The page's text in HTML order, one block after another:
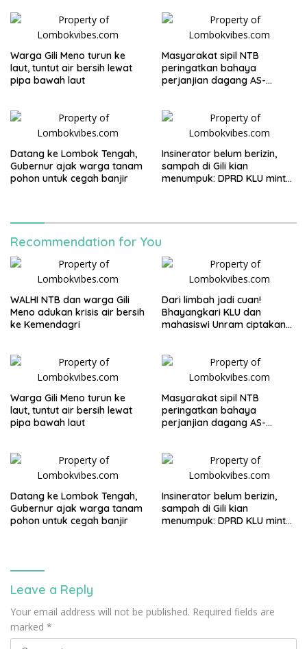
Warga Gili Meno turun ke
laut, tuntut air bersih lewat
pipa bawah laut
Masyarakat sipil NTB
peringatkan bahaya
perjanjian dagang AS-
lingkungan dan warga lokal
Datang ke Lombok Tengah,
Gubernur ajak warga tanam
pohon untuk cegah banjir
Insinerator belum berizin,
sampah di Gili kian
menumpuk: DPRD KLU minta
Recommendation for You
WALHI NTB dan warga Gili
Meno adukan krisis air bersih
ke Kemendagri
Dari limbah jadi cuan!
Bhayangkari KLU dan
mahasiswi Unram ciptakan
Warga Gili Meno turun ke
laut, tuntut air bersih lewat
pipa bawah laut
Masyarakat sipil NTB
peringatkan bahaya
perjanjian dagang AS-
lingkungan dan warga lokal
Datang ke Lombok Tengah,
Gubernur ajak warga tanam
pohon untuk cegah banjir
Insinerator belum berizin,
sampah di Gili kian
menumpuk: DPRD KLU minta
Leave a Reply
Your email address will not be published. Required fields are
marked *